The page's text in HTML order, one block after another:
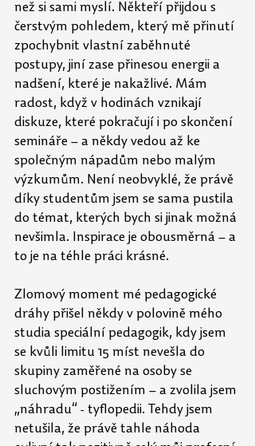
než si sami myslí. Někteří přijdou s
čerstvým pohledem, který mě přinutí
zpochybnit vlastní zaběhnuté
postupy, jiní zase přinesou energii a
nadšení, které je nakažlivé. Mám
radost, když v hodinách vznikají
diskuze, které pokračují i po skončení
semináře – a někdy vedou až ke
společným nápadům nebo malým
výzkumům. Není neobvyklé, že právě
díky studentům jsem se sama pustila
do témat, kterých bych si jinak možná
nevšimla. Inspirace je obousměrná – a
to je na téhle práci krásné.
Zlomový moment mé pedagogické
dráhy přišel někdy v polovině mého
studia speciální pedagogik, kdy jsem
se kvůli limitu 15 míst nevešla do
skupiny zaměřené na osoby se
sluchovým postižením – a zvolila jsem
„náhradu“ - tyflopedii. Tehdy jsem
netušila, že právě tahle náhoda